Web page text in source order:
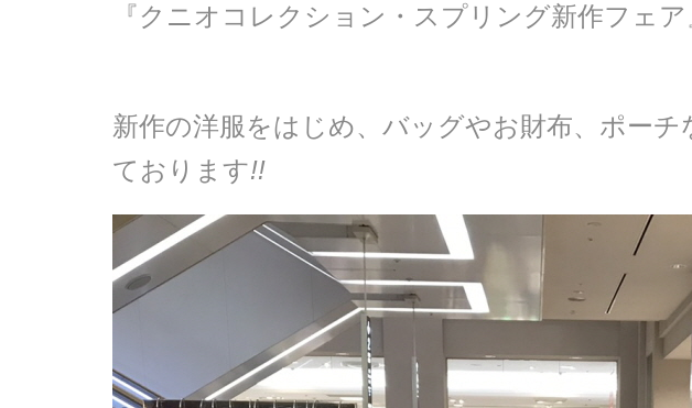
『クニオコレクション・スプリング新作フェ
新作の洋服をはじめ、バッグやお財布、ポー
ております!!